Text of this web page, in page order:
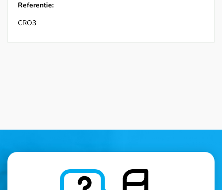
Referentie:
CRO3